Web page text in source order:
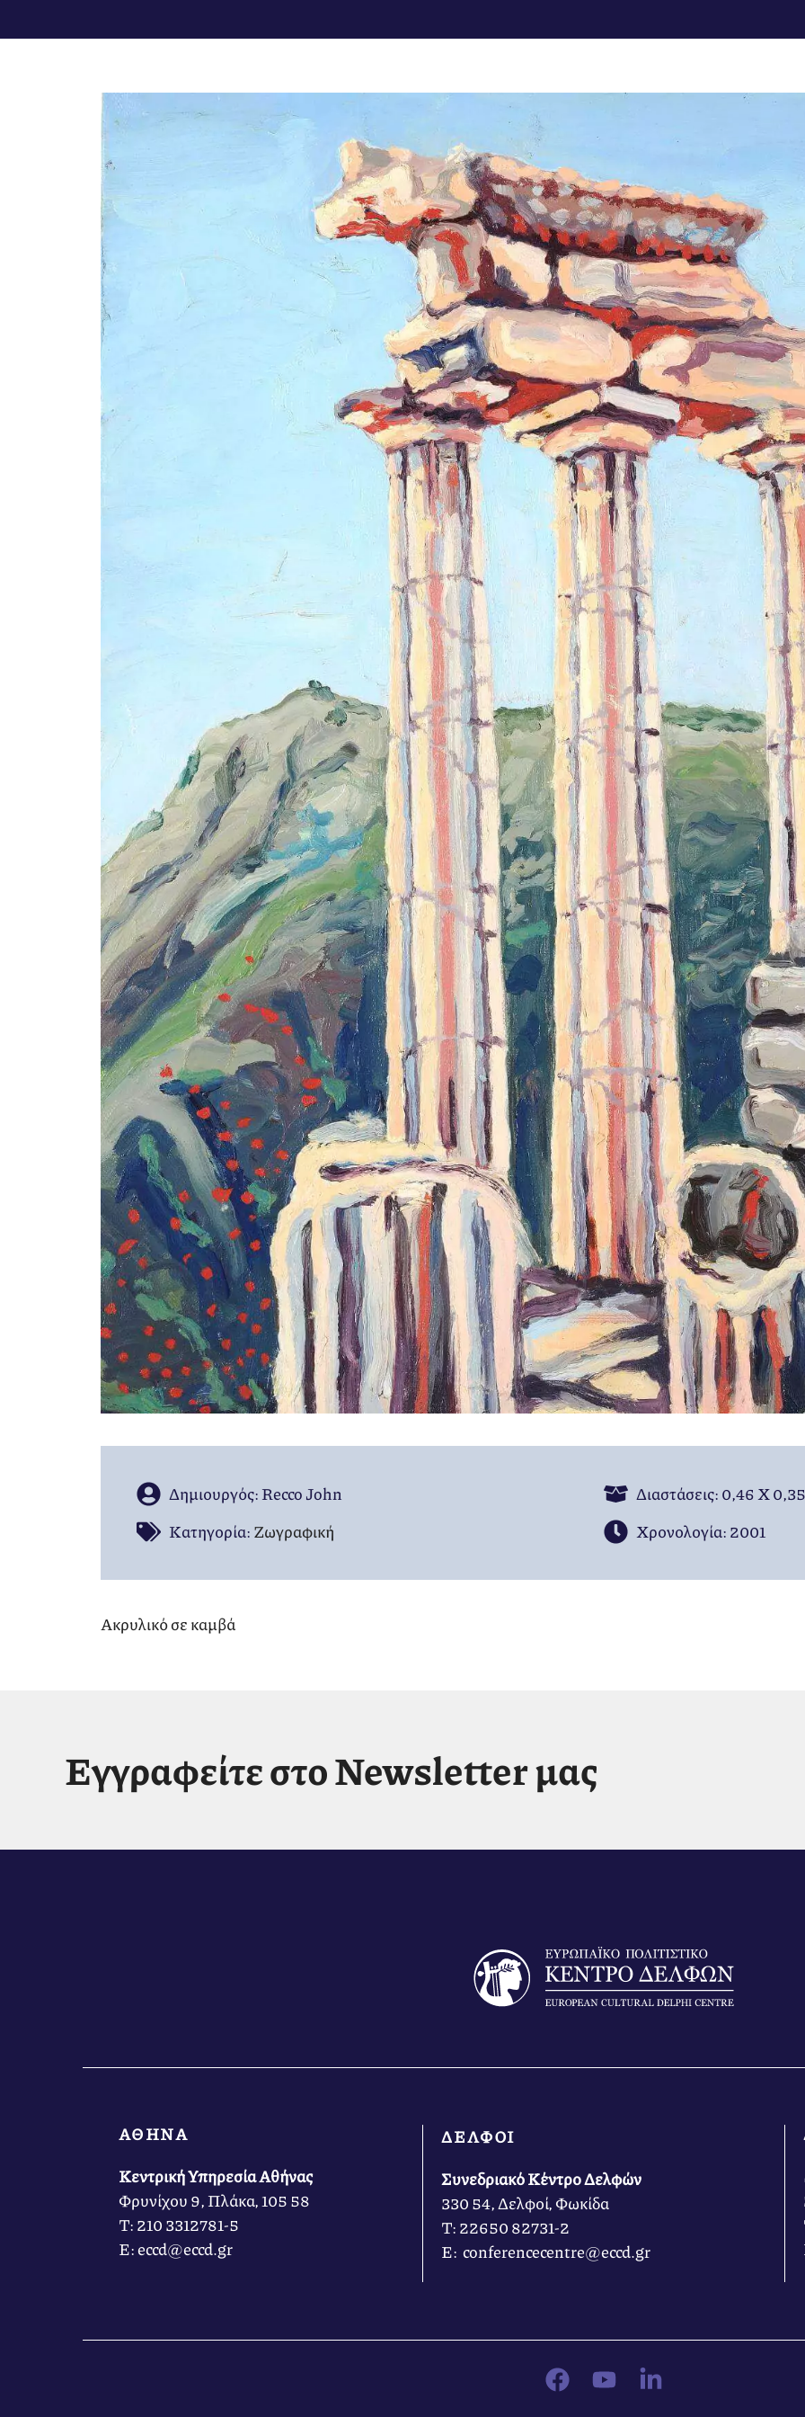
Δημιουργός: Recco John
Διαστάσεις: 0,46 Χ
Kατηγορία:Ζωγραφική Χρονολογία: 2001
Ακρυλικό σε καμβά
Εγγραφείτε στο Newsletter μας
ΑΘΗΝΑ
Κεντρική Υπηρεσία Αθήνας
Φρυνίχου 9, Πλάκα, 105 58
Τ: 210 3312781-5
Ε: eccd@eccd.gr
ΔΕΛΦΟΙ
Συνεδριακό Κέντρο Δελφών
330 54, Δελφοί, Φωκίδα
Τ: 22650 82731-2
Ε: conferencecentre@eccd.gr